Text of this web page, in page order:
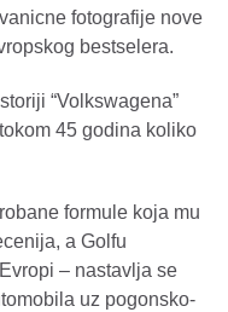
fotografije nove
bestselera.
“Volkswagena”
45 godina koliko
formule koja mu
a Golfu
– nastavlja se
uz pogonsko-